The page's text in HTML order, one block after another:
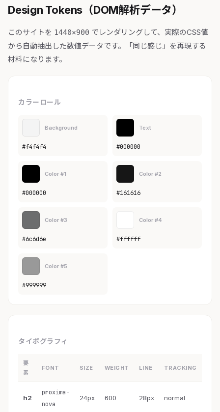
Design Tokens（DOM解析データ）
このサイトを 1440×900 でレンダリングして、実際のCSS値
から自動抽出した数値データです。「同じ感じ」を再現する
材料になります。
カラーロール
Background
#f4f4f4
Text
#000000
Color #1
#000000
Color #2
#161616
Color #3
#6c6d6e
Color #4
#ffffff
Color #5
#999999
タイポグラフィ
要
素
FONT SIZE WEIGHT LINE TRACKING
h2
proxima-
nova
24px 600 28px normal